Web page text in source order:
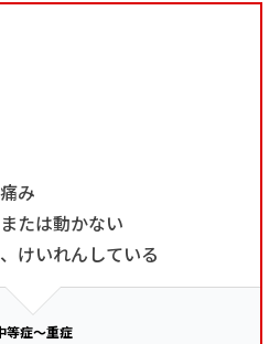
み
たは動かない
けいれんしている
等症～重症